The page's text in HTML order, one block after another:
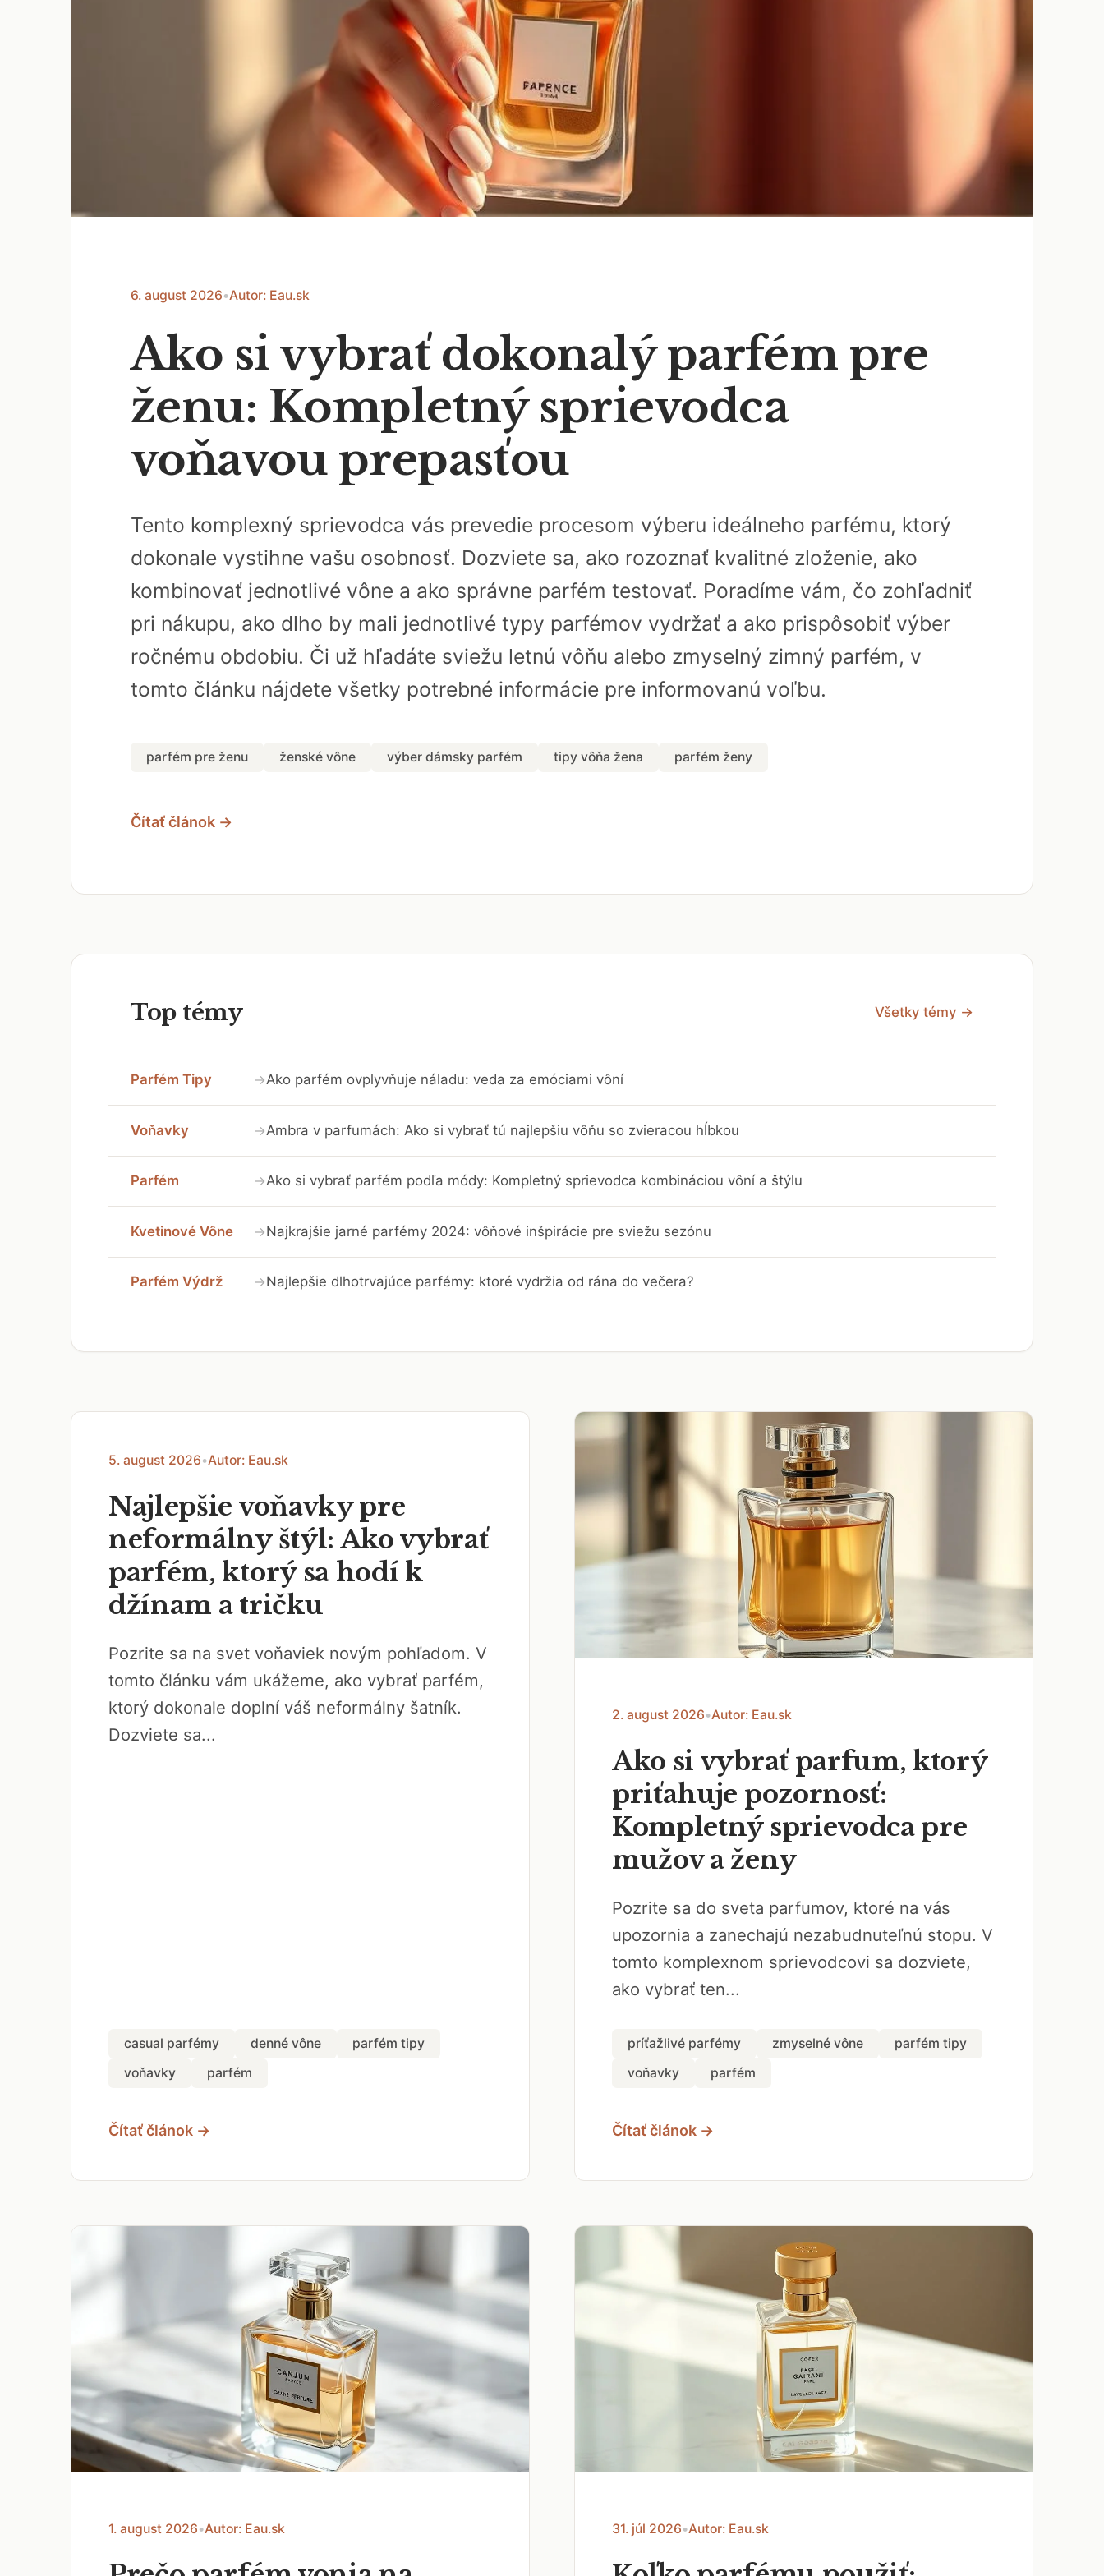
6. august 2026•Autor: Eau.sk
Ako si vybrať dokonalý parfém pre
ženu: Kompletný sprievodca
voňavou prepasťou
Tento komplexný sprievodca vás prevedie procesom výberu ideálneho parfému, ktorý
dokonale vystihne vašu osobnosť. Dozviete sa, ako rozoznať kvalitné zloženie, ako
kombinovať jednotlivé vône a ako správne parfém testovať. Poradíme vám, čo zohľadniť
pri nákupu, ako dlho by mali jednotlivé typy parfémov vydržať a ako prispôsobiť výber
ročnému obdobiu. Či už hľadáte sviežu letnú vôňu alebo zmyselný zimný parfém, v
tomto článku nájdete všetky potrebné informácie pre informovanú voľbu.
parfém pre ženu ženské vône výber dámsky parfém tipy vôňa žena parfém ženy
Čítať článok →
Top témy Všetky témy →
Parfém Tipy →Ako parfém ovplyvňuje náladu: veda za emóciami vôní
Voňavky →Ambra v parfumách: Ako si vybrať tú najlepšiu vôňu so zvieracou hĺbkou
Parfém →Ako si vybrať parfém podľa módy: Kompletný sprievodca kombináciou vôní a štýlu
Kvetinové Vône →Najkrajšie jarné parfémy 2024: vôňové inšpirácie pre sviežu sezónu
Parfém Výdrž →Najlepšie dlhotrvajúce parfémy: ktoré vydržia od rána do večera?
5. august 2026•Autor: Eau.sk
Najlepšie voňavky pre
neformálny štýl: Ako vybrať
parfém, ktorý sa hodí k
džínam a tričku
Pozrite sa na svet voňaviek novým pohľadom. V
tomto článku vám ukážeme, ako vybrať parfém,
ktorý dokonale doplní váš neformálny šatník.
Dozviete sa...
casual parfémy denné vône
parfém tipy
voňavky
parfém
Čítať článok →
2. august 2026•Autor: Eau.sk
Ako si vybrať parfum, ktorý
priťahuje pozornosť:
Kompletný sprievodca pre
mužov a ženy
Pozrite sa do sveta parfumov, ktoré na vás
upozornia a zanechajú nezabudnuteľnú stopu. V
tomto komplexnom sprievodcovi sa dozviete,
ako vybrať ten...
príťažlivé parfémy zmyselné vône
parfém tipy
voňavky
parfém
Čítať článok →
1. august 2026•Autor: Eau.sk 31. júl 2026•Autor: Eau.sk